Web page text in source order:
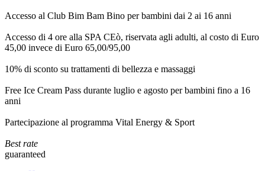
Accesso al Club Bim Bam Bino per bambini dai 2 ai 16 anni
Accesso di 4 ore alla SPA CEò, riservata agli adulti, al costo di Euro
45,00 invece di Euro 65,00/95,00
10% di sconto su trattamenti di bellezza e massaggi
Free Ice Cream Pass durante luglio e agosto per bambini fino a 16
anni
Partecipazione al programma Vital Energy & Sport
Best rate
guaranteed